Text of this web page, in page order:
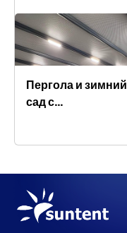
Пергола и зимний
сад с
панелями